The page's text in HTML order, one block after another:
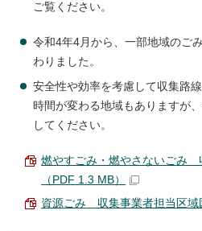
ご覧ください。
令和4年4月から、一部地域のご
わりました。
安全性や効率を考慮して収集路
時間が変わる地域もありますが
してください。
燃やすごみ・燃やさないごみ
（PDF 1.3 MB）
資源ごみ 収集事業者担当区域